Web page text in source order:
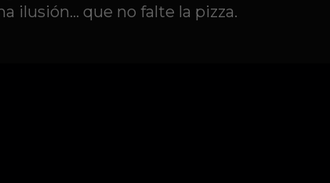
ilusión… que no falte la pizza.